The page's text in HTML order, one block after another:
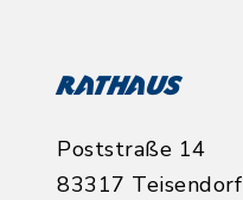
Rathaus
Poststraße 14
83317 Teisendorf